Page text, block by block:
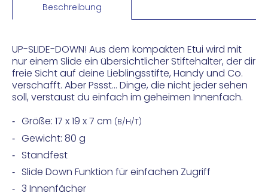
Beschreibung
UP-SLIDE-DOWN! Aus dem kompakten Etui wird mit
nur einem Slide ein übersichtlicher Stiftehalter, der dir
freie Sicht auf deine Lieblingsstifte, Handy und Co.
verschafft. Aber Pssst… Dinge, die nicht jeder sehen
soll, verstaust du einfach im geheimen Innenfach.
Größe: 17 x 19 x 7 cm (B/H/T)
Gewicht: 80 g
Standfest
Slide Down Funktion für einfachen Zugriff
3 Innenfächer